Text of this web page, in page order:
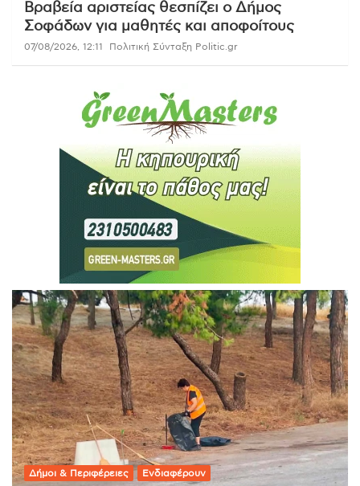
Βραβεία αριστείας θεσπίζει ο Δήμος
Σοφάδων για μαθητές και αποφοίτους
07/08/2026, 12:11 Πολιτική Σύνταξη Politic.gr
Δήμοι & Περιφέρειες Ενδιαφέρουν